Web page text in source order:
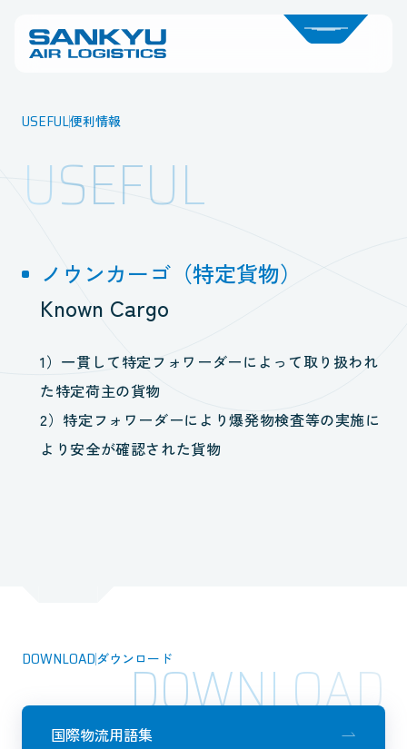
USEFUL便利情報
USEFUL
ノウンカーゴ（特定貨物）
Known Cargo
1）一貫して特定フォワーダーによって取り扱われ
た特定荷主の貨物
2）特定フォワーダーにより爆発物検査等の実施に
より安全が確認された貨物
DOWNLOAD ダウンロード
DOWNLOAD
国際物流用語集